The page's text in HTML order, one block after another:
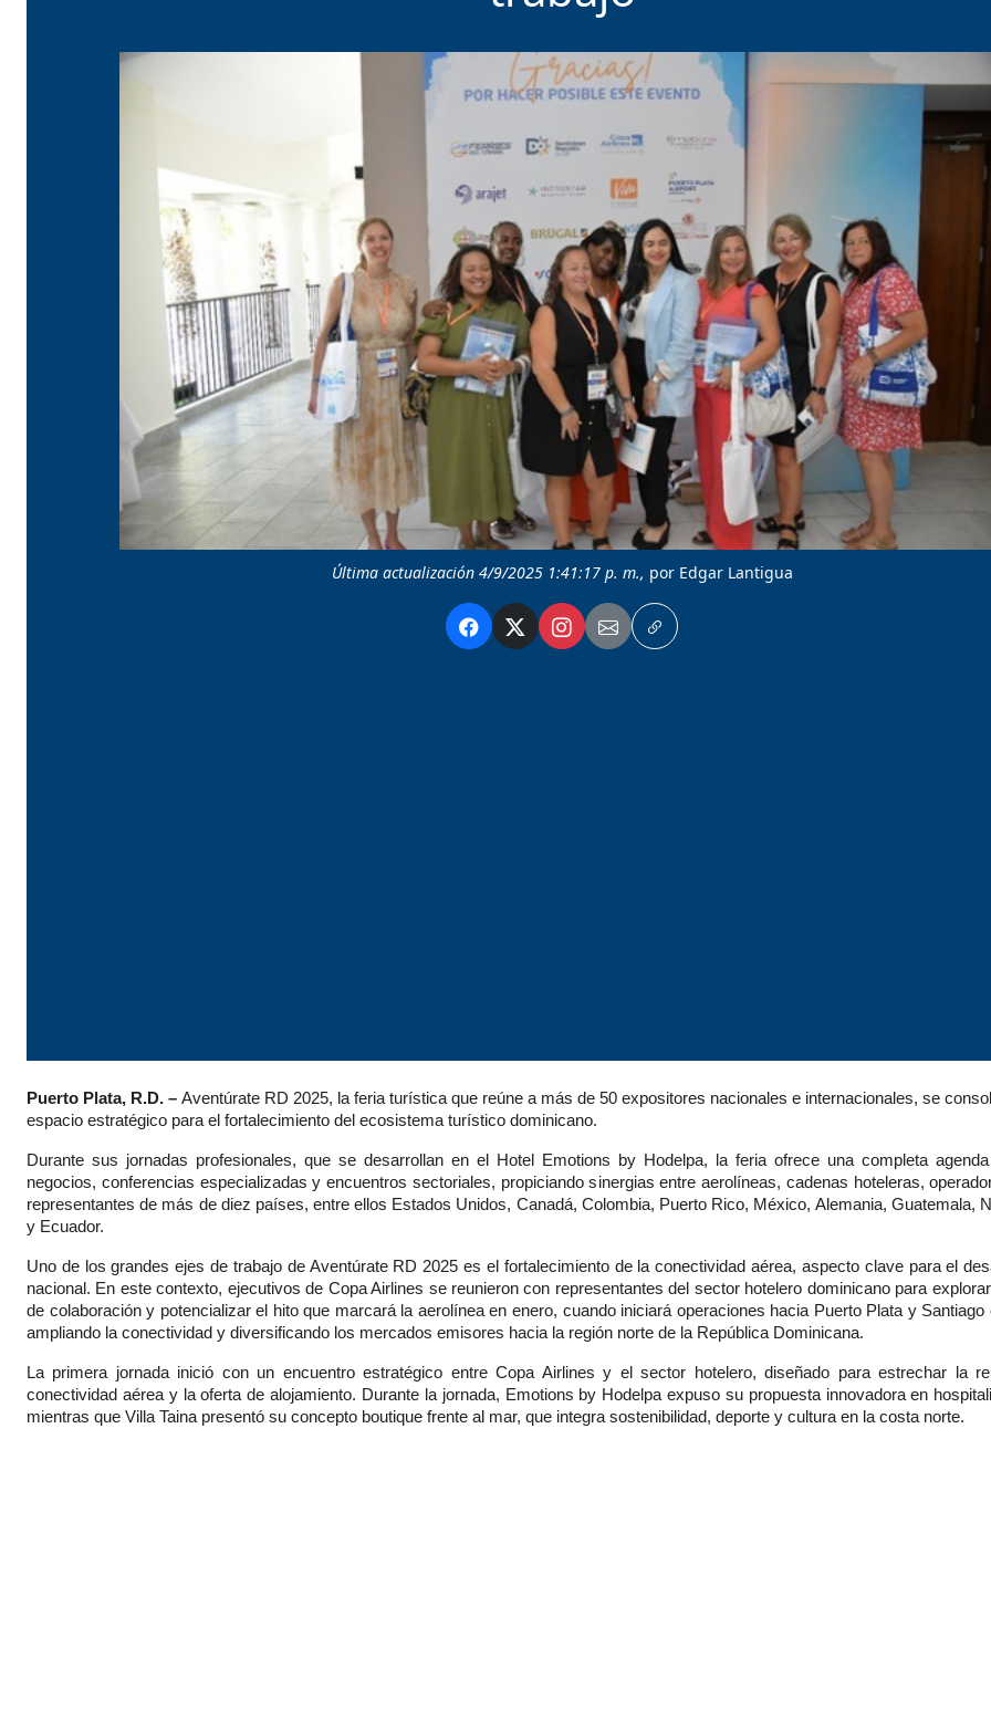
Última actualización 4/9/2025 1:41:17 p. m., por Edgar Lantigua
Puerto Plata, R.D. – Aventúrate RD 2025, la feria turística que reúne a más de 50 expositores nacionales e internacionales, se
espacio estratégico para el fortalecimiento del ecosistema turístico dominicano.
Durante sus jornadas profesionales, que se desarrollan en el Hotel Emotions by Hodelpa, la feria ofrece una completa
negocios, conferencias especializadas y encuentros sectoriales, propiciando sinergias entre aerolíneas, cadenas hoteleras,
representantes de más de diez países, entre ellos Estados Unidos, Canadá, Colombia, Puerto Rico, México, Alemania, Guatemala,
y Ecuador.
Uno de los grandes ejes de trabajo de Aventúrate RD 2025 es el fortalecimiento de la conectividad aérea, aspecto clave para el
nacional. En este contexto, ejecutivos de Copa Airlines se reunieron con representantes del sector hotelero dominicano para
de colaboración y potencializar el hito que marcará la aerolínea en enero, cuando iniciará operaciones hacia Puerto Plata y
ampliando la conectividad y diversificando los mercados emisores hacia la región norte de la República Dominicana.
La primera jornada inició con un encuentro estratégico entre Copa Airlines y el sector hotelero, diseñado para estrechar la
conectividad aérea y la oferta de alojamiento. Durante la jornada, Emotions by Hodelpa expuso su propuesta innovadora en
mientras que Villa Taina presentó su concepto boutique frente al mar, que integra sostenibilidad, deporte y cultura en la costa norte.